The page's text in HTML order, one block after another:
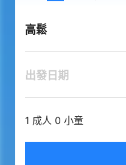
高鬆
出發日期
1 成人 0 小童